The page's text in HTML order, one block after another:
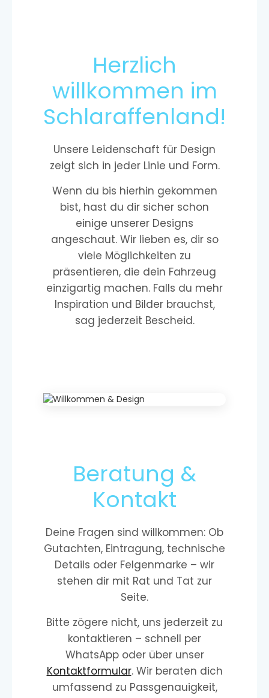
Herzlich
willkommen im
Schlaraffenland!
Unsere Leidenschaft für Design
zeigt sich in jeder Linie und Form.
Wenn du bis hierhin gekommen
bist, hast du dir sicher schon
einige unserer Designs
angeschaut. Wir lieben es, dir so
viele Möglichkeiten zu
präsentieren, die dein Fahrzeug
einzigartig machen. Falls du mehr
Inspiration und Bilder brauchst,
sag jederzeit Bescheid.
Beratung &
Kontakt
Deine Fragen sind willkommen: Ob
Gutachten, Eintragung, technische
Details oder Felgenmarke – wir
stehen dir mit Rat und Tat zur
Seite.
Bitte zögere nicht, uns jederzeit zu
kontaktieren – schnell per
WhatsApp oder über unser
Kontaktformular. Wir beraten dich
umfassend zu Passgenauigkeit,